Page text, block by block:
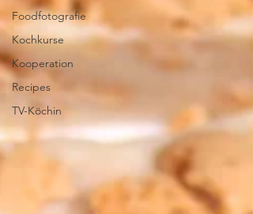
Foodfotografie
Kochkurse
Kooperation
Recipes
TV-Köchin